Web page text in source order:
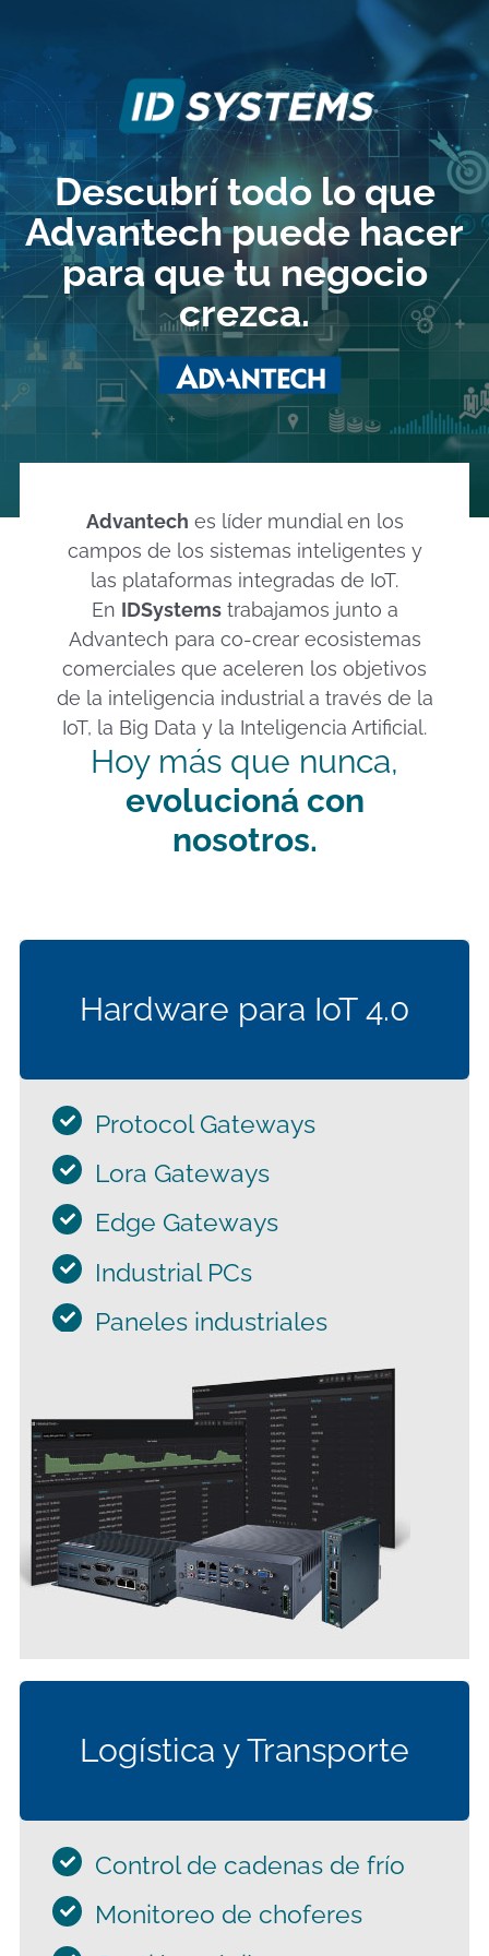
content
Descubrí todo lo que
Advantech puede hacer
para que tu negocio
crezca.
Advantech es líder mundial en los
campos de los sistemas inteligentes y
las plataformas integradas de IoT.
En IDSystemstrabajamos junto a
Advantech para co-crear ecosistemas
comerciales que aceleren los objetivos
de la inteligencia industrial a través de la
IoT, la Big Data y la Inteligencia Artificial.
Hoy más que nunca,
evolucioná con
nosotros.
Hardware para IoT 4.0
configurá eventos y protocolos.
Protocol Gateways
Lora Gateways
Edge Gateways
Industrial PCs
Paneles industriales
Logística y Transporte
una estrategia optimizada.
Control de cadenas de frío
Monitoreo de choferes